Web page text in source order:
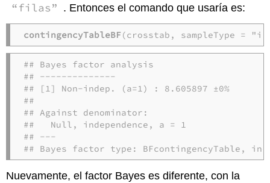
“filas” . Entonces el comando que usaría es:
contingencyTableBF(crosstab, sampleType =
## Bayes factor analysis
## --------------
## [1] Non-indep. (a=1) : 8.605897 ±0%
##
## Against denominator:
##   Null, independence, a = 1
## ---
## Bayes factor type: BFcontingencyTable,
Nuevamente, el factor Bayes es diferente, con la